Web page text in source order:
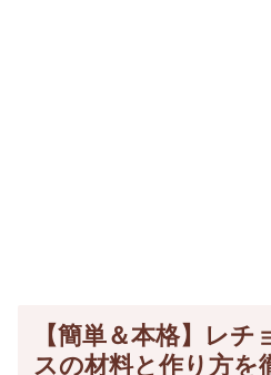
【簡単＆本格】レ
スの材料と作り方を